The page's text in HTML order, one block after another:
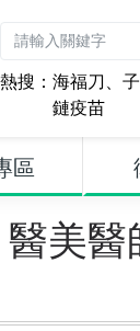
熱搜： 海福刀 、
鏈疫苗
區
美醫